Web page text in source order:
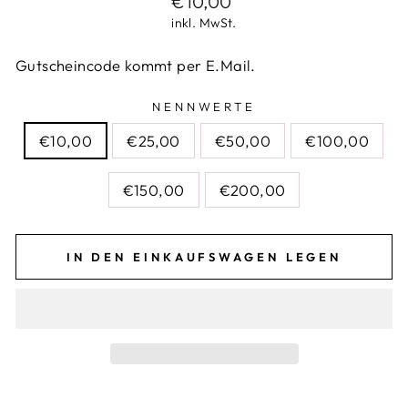
Preis
inkl. MwSt.
Gutscheincode kommt per E.Mail.
NENNWERTE
€10,00 €25,00 €50,00 €100,00
€150,00 €200,00
IN DEN EINKAUFSWAGEN LEGEN